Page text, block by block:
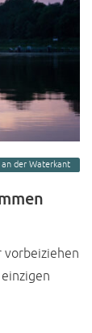
an der Waterkant
vorbeiziehen